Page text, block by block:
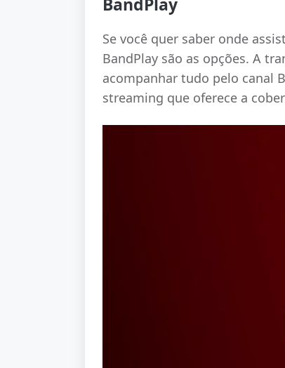
Se você quer saber onde
BandPlay são as opções. A
acompanhar tudo pelo canal
streaming que oferece a